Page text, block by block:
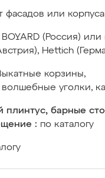
фасадов или корпуса
BOYARD (Россия)
Hettich
корзины,
уголки,
плинтус, барные
: по каталогу